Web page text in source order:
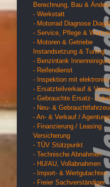
Berechnung, Bau &
- Werkstatt
- Motorrad Diagnose
- Service, Pflege &
- Motoren & Getriebe
Instandsetzung & Tuning
- Benzintank
- Reifendienst
- Inspektion mit
- Ersatzteilverkauf &
- Gebrauchte Ersatz-
- Neu- &
- An- & Verkauf /
- Finanzierung / Leasing
Versicherung
- TÜV Stützpunkt
- Technische Abnahmen
- HU/AU, Vollabnahmen
- Import- & Wertgutachten
- Freier Sachverständiger